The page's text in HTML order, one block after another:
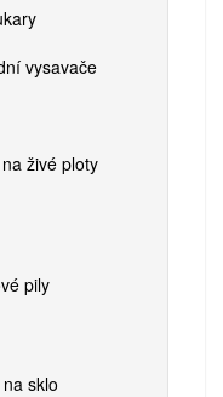
vysavače
živé ploty
pily
sklo